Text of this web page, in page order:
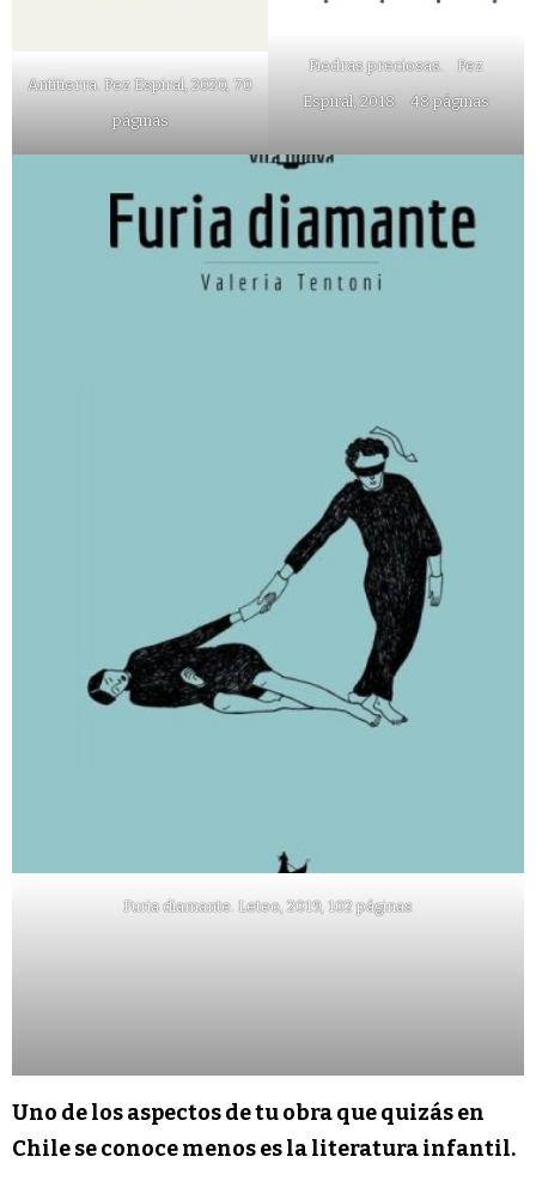
Antitierra. Pez Espiral, 2020, 70
páginas
Piedras preciosas. Pez
Espiral, 2018. 48 páginas
Furia diamante. Leteo, 2019, 102 páginas
Uno de los aspectos de tu obra que quizás en
Chile se conoce menos es la literatura infantil.